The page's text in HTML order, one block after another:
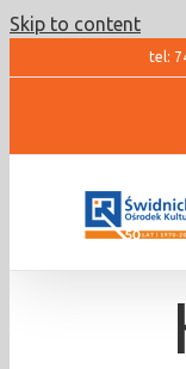
Skip to content
tel: